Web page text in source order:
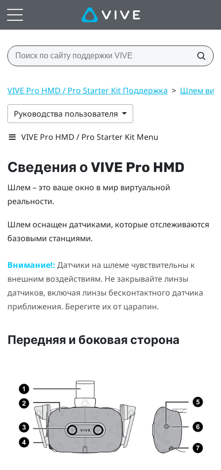
VIVE Pro HMD / Pro Starter Kit Поддержка > Шлем
Руководства пользователя
VIVE Pro HMD / Pro Starter Kit Menu
Сведения о VIVE Pro HMD
Шлем – это ваше окно в мир виртуальной
реальности.
Шлем оснащен датчиками, которые отслеживаются
базовыми станциями.
Внимание!: Датчики на шлеме чувствительны к
внешним воздействиям. Не закрывайте линзы
датчиков, включая линзы бесконтактного датчика
приближения. Берегите их от царапин.
Передняя и боковая сторона